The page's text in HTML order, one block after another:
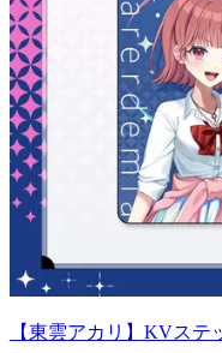
【東雲アカリ】KVステ